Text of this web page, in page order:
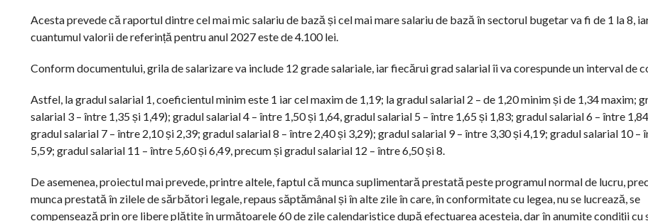
Acesta prevede că raportul dintre cel mai mic salariu de bază și cel mai mare salariu de bază în sectorul bugetar va fi de 1 la 8,
cuantumul valorii de referință pentru anul 2027 este de 4.100 lei.
Conform documentului, grila de salarizare va include 12 grade salariale, iar fiecărui grad salarial îi va corespunde un interval de
Astfel, la gradul salarial 1, coeficientul minim este 1 iar cel maxim de 1,19; la gradul salarial 2 – de 1,20 minim și de 1,34 maxim;
salarial 3 – între 1,35 și 1,49); gradul salarial 4 – între 1,50 și 1,64, gradul salarial 5 – între 1,65 și 1,83; gradul salarial 6 – între
gradul salarial 7 – între 2,10 și 2,39; gradul salarial 8 – între 2,40 și 3,29); gradul salarial 9 – între 3,30 și 4,19; gradul salarial 10 –
5,59; gradul salarial 11 – între 5,60 și 6,49, precum și gradul salarial 12 – între 6,50 și 8.
De asemenea, proiectul mai prevede, printre altele, faptul că munca suplimentară prestată peste programul normal de lucru,
munca prestată în zilele de sărbători legale, repaus săptămânal și în alte zile în care, în conformitate cu legea, nu se lucrează, se
compensează prin ore libere plătite în următoarele 60 de zile calendaristice după efectuarea acesteia, dar în anumite condiții